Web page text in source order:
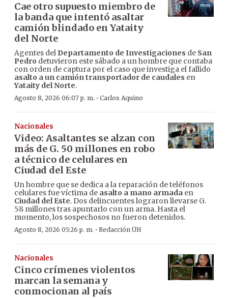
Cae otro supuesto miembro de
la banda que intentó asaltar
camión blindado en Yataity
del Norte
Agentes del Departamento de Investigaciones de San
Pedro detuvieron este sábado a un hombre que contaba
con orden de captura por el caso que investiga el fallido
asalto a un camión transportador de caudales en
Yataity del Norte.
Agosto 8, 2026 06:07 p. m. · Carlos Aquino
Nacionales
Video: Asaltantes se alzan con
más de G. 50 millones en robo
a técnico de celulares en
Ciudad del Este
Un hombre que se dedica a la reparación de teléfonos
celulares fue víctima de asalto a mano armada en
Ciudad del Este. Dos delincuentes lograron llevarse G.
58 millones tras apuntarlo con un arma. Hasta el
momento, los sospechosos no fueron detenidos.
Agosto 8, 2026 05:26 p. m. · Redacción ÚH
Nacionales
Cinco crímenes violentos
marcan la semana y
conmocionan al país